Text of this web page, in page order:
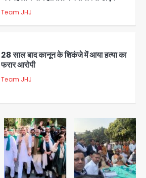
28 साल बाद कानून के शिकंजे में आया हत्या का
डबल मर्डर का मुख्य साजिशकर्ता क्राइम ब्रांच
के हत्थे
Team JHJ